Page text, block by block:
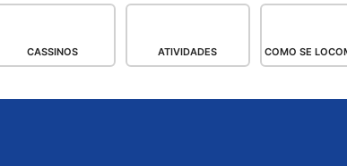
CASSINOS ATIVIDADES COMO SE